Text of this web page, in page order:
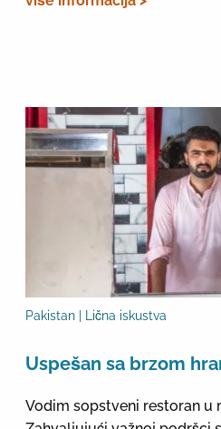
Pakistan | Lična iskustva
Uspešan sa brzom
Vodim sopstveni restoran u